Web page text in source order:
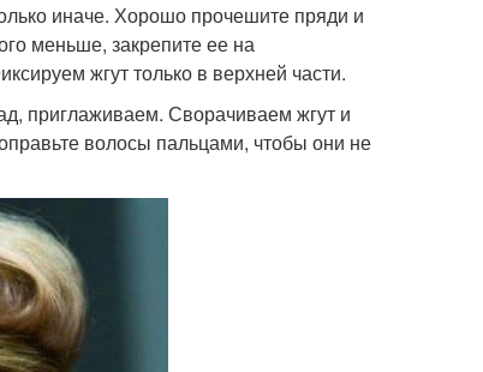
иначе. Хорошо прочешите пряди и
меньше, закрепите ее на
жгут только в верхней части.
приглаживаем. Сворачиваем жгут и
волосы пальцами, чтобы они не